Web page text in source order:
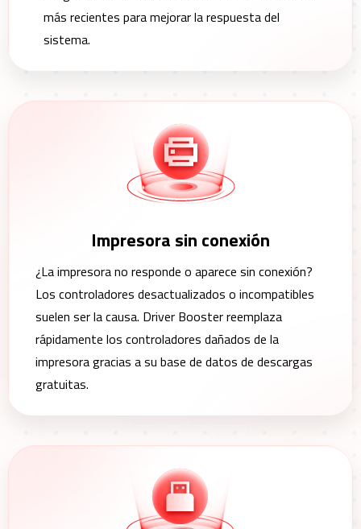
más recientes para mejorar la respuesta del
sistema.
Impresora sin conexión
¿La impresora no responde o aparece sin conexión?
Los controladores desactualizados o incompatibles
suelen ser la causa. Driver Booster reemplaza
rápidamente los controladores dañados de la
impresora gracias a su base de datos de descargas
gratuitas.